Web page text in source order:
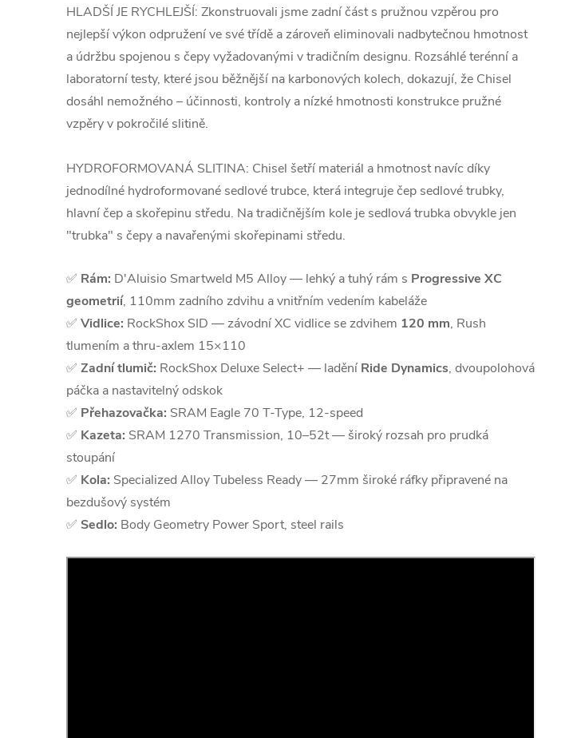
HLADŠÍ JE RYCHLEJŠÍ: Zkonstruovali jsme zadní část s pružnou vzpěrou pro
nejlepší výkon odpružení ve své třídě a zároveň eliminovali nadbytečnou hmotnost
a údržbu spojenou s čepy vyžadovanými v tradičním designu. Rozsáhlé terénní a
laboratorní testy, které jsou běžnější na karbonových kolech, dokazují, že Chisel
dosáhl nemožného – účinnosti, kontroly a nízké hmotnosti konstrukce pružné
vzpěry v pokročilé slitině.
HYDROFORMOVANÁ SLITINA: Chisel šetří materiál a hmotnost navíc díky
jednodílné hydroformované sedlové trubce, která integruje čep sedlové trubky,
hlavní čep a skořepinu středu. Na tradičnějším kole je sedlová trubka obvykle jen
"trubka" s čepy a navařenými skořepinami středu.
✅ Rám: D'Aluisio Smartweld M5 Alloy — lehký a tuhý rám s Progressive XC
geometrií, 110mm zadního zdvihu a vnitřním vedením kabeláže
✅ Vidlice: RockShox SID — závodní XC vidlice se zdvihem 120 mm, Rush
tlumením a thru-axlem 15×110
✅ Zadní tlumič: RockShox Deluxe Select+ — ladění Ride Dynamics, dvoupolohová
páčka a nastavitelný odskok
✅ Přehazovačka: SRAM Eagle 70 T-Type, 12-speed
✅ Kazeta: SRAM 1270 Transmission, 10–52t — široký rozsah pro prudká
stoupání
✅ Kola: Specialized Alloy Tubeless Ready — 27mm široké ráfky připravené na
bezdušový systém
✅ Sedlo: Body Geometry Power Sport, steel rails